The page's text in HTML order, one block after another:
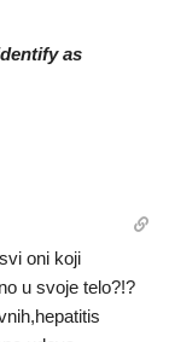
as
oni koji
u svoje telo?!?